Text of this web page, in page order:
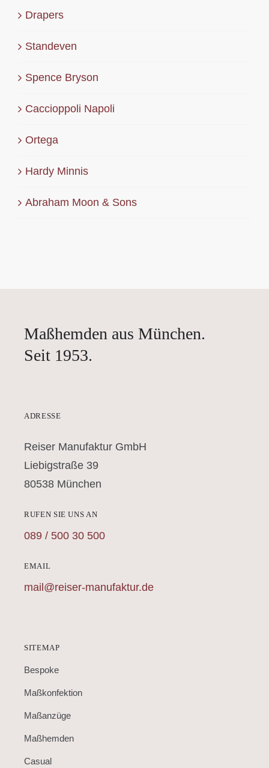
Drapers
Standeven
Spence Bryson
Caccioppoli Napoli
Ortega
Hardy Minnis
Abraham Moon & Sons
Maßhemden aus München.
Seit 1953.
ADRESSE
Reiser Manufaktur GmbH
Liebigstraße 39
80538 München
RUFEN SIE UNS AN
089 / 500 30 500
EMAIL
mail@reiser-manufaktur.de
SITEMAP
Bespoke
Maßkonfektion
Maßanzüge
Maßhemden
Casual